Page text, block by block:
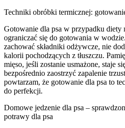
Techniki obróbki termicznej:
Gotowanie dla psa w przypadku diety
ograniczać się do gotowania w
zachować składniki odżywcze, nie
kalorii pochodzących z tłuszczu.
mięso, jeśli zostanie usmażone, staje
bezpośrednio zaostrzyć zapalenie
powtarzam, że gotowanie dla psa to
do perfekcji.
Domowe jedzenie dla psa –
potrawy dla psa